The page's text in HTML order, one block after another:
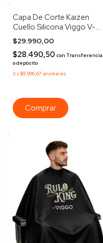
Capa De Corte Kaizen
Cuello Silicona Viggo V-
129
$29.990,00
$28.490,50 con Transferencia
o depósito
3 x$9.996,67 sin interés